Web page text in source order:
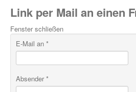
Link per Mail an einen
Fenster schließen
E-Mail an *
Absender *